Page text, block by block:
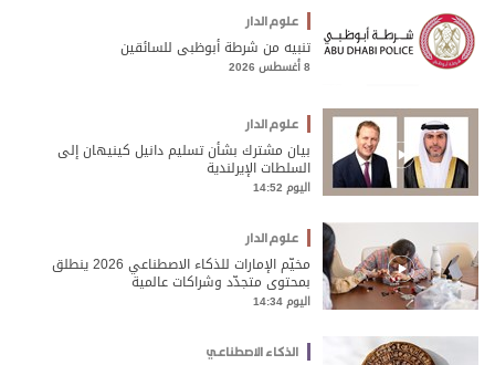
علوم الدار
تنبيه من شرطة أبوظبي للسائقين
8 أغسطس 2026
علوم الدار
بيان مشترك بشأن تسليم دانيل كينيهان إلى
السلطات الإيرلندية
اليوم 14:52
علوم الدار
مخيّم الإمارات للذكاء الاصطناعي 2026 ينطلق
بمحتوى متجدّد وشراكات عالمية
اليوم 14:34
الذكاء الاصطناعي